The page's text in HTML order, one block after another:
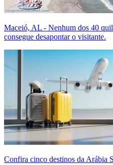
Maceió, AL - Nenhum dos 40
consegue desapontar o visitante.
Confira cinco destinos da Arábia